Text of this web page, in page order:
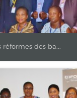
réformes des ba...